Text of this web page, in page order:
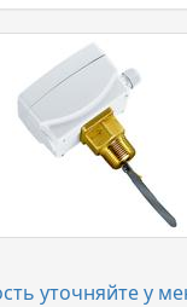
уточняйте у